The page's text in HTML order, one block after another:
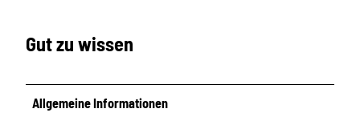
Gut zu wissen
Allgemeine Informationen